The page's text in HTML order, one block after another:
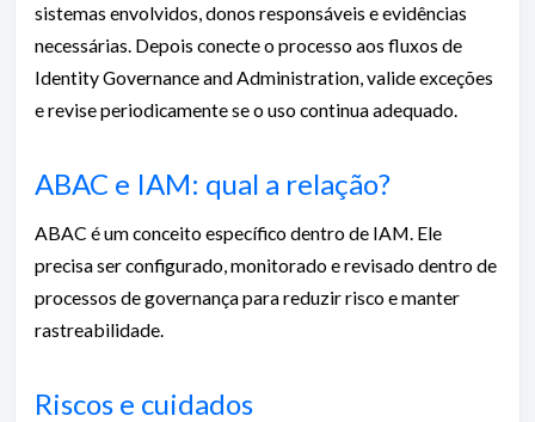
sistemas envolvidos, donos responsáveis e evidências
necessárias. Depois conecte o processo aos fluxos de
Identity Governance and Administration, valide exceções
e revise periodicamente se o uso continua adequado.
ABAC e IAM: qual a relação?
ABAC é um conceito específico dentro de IAM. Ele
precisa ser configurado, monitorado e revisado dentro de
processos de governança para reduzir risco e manter
rastreabilidade.
Riscos e cuidados